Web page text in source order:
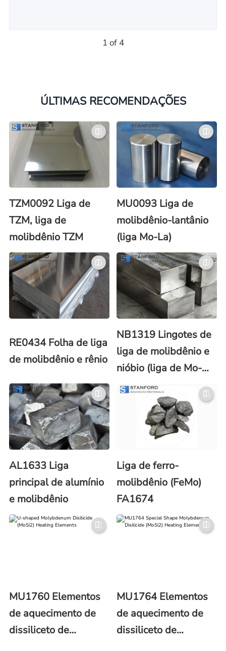
1 of 4
ÚLTIMAS RECOMENDAÇÕES
TZM0092 Liga de
TZM, liga de
molibdênio TZM
MU0093 Liga de
molibdênio-lantânio
(liga Mo-La)
RE0434 Folha de liga
de molibdênio e rênio
NB1319 Lingotes de
liga de molibdênio e
nióbio (liga de Mo-
Nb)
AL1633 Liga
principal de alumínio
e molibdênio
Liga de ferro-
molibdênio (FeMo)
FA1674
MU1760 Elementos
de aquecimento de
dissiliceto de
MU1764 Elementos
de aquecimento de
dissiliceto de